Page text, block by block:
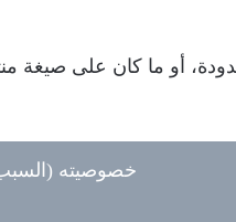
أو ما كان على صيغة
خصوصيته (السبب